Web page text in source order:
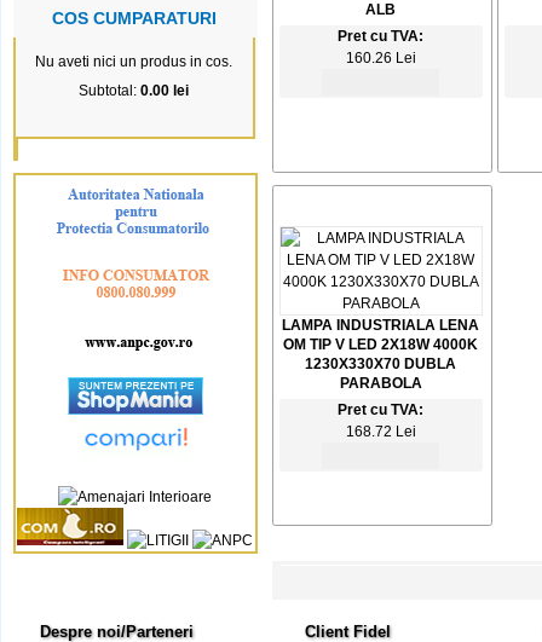
COS CUMPARATURI
Nu aveti nici un produs in cos.
Subtotal: 0.00 lei
ALB
Pret cu TVA:
160.26 Lei
LAMPA INDUSTRIALA LENA
OM TIP V LED 2X18W 4000K
1230X330X70 DUBLA
PARABOLA
Pret cu TVA:
168.72 Lei
Despre noi/Parteneri Client Fidel